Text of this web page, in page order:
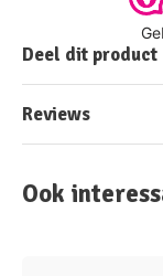
Deel dit product
Reviews
Ook